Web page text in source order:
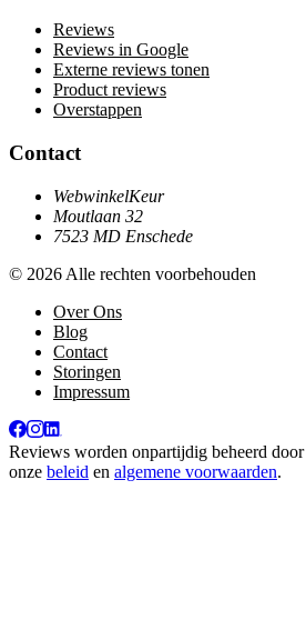
Reviews
Reviews in Google
Externe reviews tonen
Product reviews
Overstappen
Contact
WebwinkelKeur
Moutlaan 32
7523 MD Enschede
© 2026 Alle rechten voorbehouden
Over Ons
Blog
Contact
Storingen
Impressum
Reviews worden onpartijdig beheerd door
onze beleid en algemene voorwaarden.